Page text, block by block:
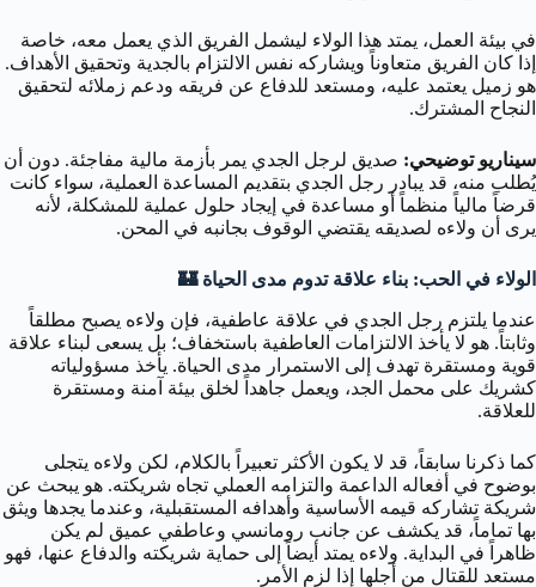
في بيئة العمل، يمتد هذا الولاء ليشمل الفريق الذي يعمل معه، خاصة
إذا كان الفريق متعاوناً ويشاركه نفس الالتزام بالجدية وتحقيق الأهداف.
هو زميل يعتمد عليه، ومستعد للدفاع عن فريقه ودعم زملائه لتحقيق
النجاح المشترك.
سيناريو توضيحي: صديق لرجل الجدي يمر بأزمة مالية مفاجئة. دون أن
يُطلب منه، قد يبادر رجل الجدي بتقديم المساعدة العملية، سواء كانت
قرضاً مالياً منظماً أو مساعدة في إيجاد حلول عملية للمشكلة، لأنه
يرى أن ولاءه لصديقه يقتضي الوقوف بجانبه في المحن.
الولاء في الحب: بناء علاقة تدوم مدى الحياة 🏰
عندما يلتزم رجل الجدي في علاقة عاطفية، فإن ولاءه يصبح مطلقاً
وثابتاً. هو لا يأخذ الالتزامات العاطفية باستخفاف؛ بل يسعى لبناء علاقة
قوية ومستقرة تهدف إلى الاستمرار مدى الحياة. يأخذ مسؤولياته
كشريك على محمل الجد، ويعمل جاهداً لخلق بيئة آمنة ومستقرة
للعلاقة.
كما ذكرنا سابقاً، قد لا يكون الأكثر تعبيراً بالكلام، لكن ولاءه يتجلى
بوضوح في أفعاله الداعمة والتزامه العملي تجاه شريكته. هو يبحث عن
شريكة تشاركه قيمه الأساسية وأهدافه المستقبلية، وعندما يجدها ويثق
بها تماماً، قد يكشف عن جانب رومانسي وعاطفي عميق لم يكن
ظاهراً في البداية. ولاءه يمتد أيضاً إلى حماية شريكته والدفاع عنها، فهو
مستعد للقتال من أجلها إذا لزم الأمر.